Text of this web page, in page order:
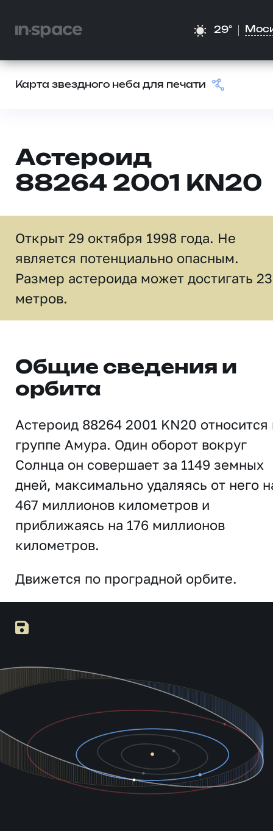
29°
Карта звездного неба для печати
Астероид
88264 2001 KN20
Открыт 29 октября 1998 года. Не
является потенциально опасным.
Размер астероида может достигать
метров.
Общие сведения и
орбита
Астероид 88264 2001 KN20 относится
группе Амура. Один оборот вокруг
Солнца он совершает за 1149 земных
дней, максимально удаляясь от него
467 миллионов километров и
приближаясь на 176 миллионов
километров.
Движется по проградной орбите.